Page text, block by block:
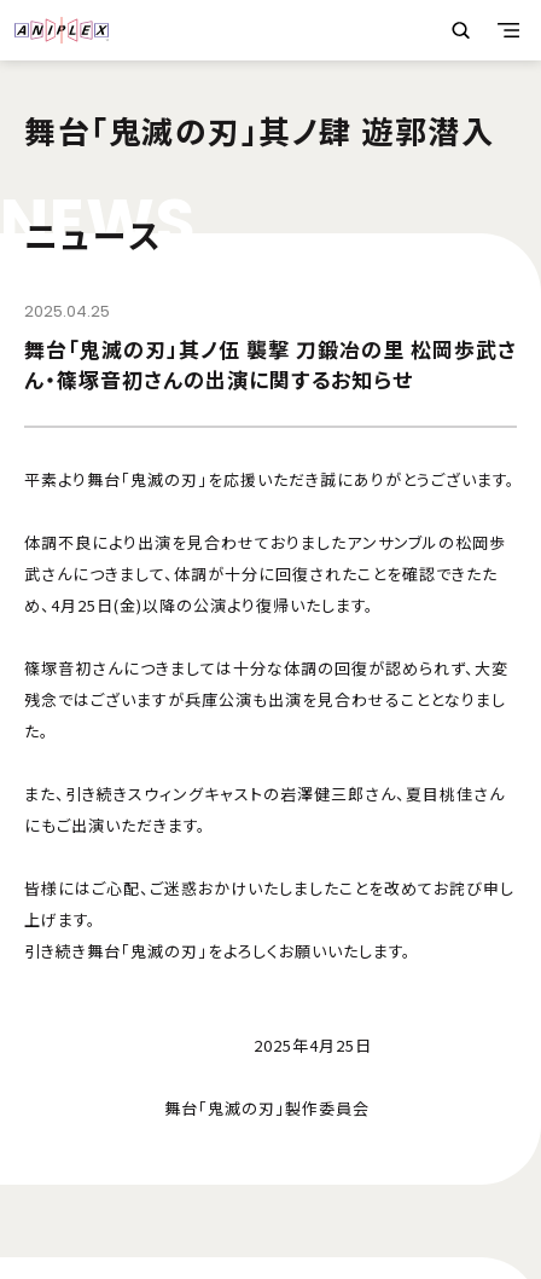
舞台「鬼滅の刃」其ノ肆 遊郭潜入
NEWS
ニュース
2025.04.25
舞台「鬼滅の刃」其ノ伍 襲撃 刀鍛冶の里 松岡歩武さ
ん・篠塚音初さんの出演に関するお知らせ
平素より舞台「鬼滅の刃」を応援いただき誠にありがとうございます。
体調不良により出演を見合わせておりましたアンサンブルの松岡歩
武さんにつきまして、体調が十分に回復されたことを確認できたた
め、4月25日(金)以降の公演より復帰いたします。
篠塚音初さんにつきましては十分な体調の回復が認められず、大変
残念ではございますが兵庫公演も出演を見合わせることとなりまし
た。
また、引き続きスウィングキャストの岩澤健三郎さん、夏目桃佳さん
にもご出演いただきます。
皆様にはご心配、ご迷惑おかけいたしましたことを改めてお詫び申し
上げます。
引き続き舞台「鬼滅の刃」をよろしくお願いいたします。
2025年4月25日
舞台「鬼滅の刃」製作委員会